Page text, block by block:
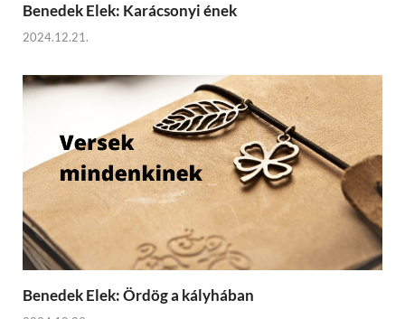
Benedek Elek: Karácsonyi ének
2024.12.21.
Benedek Elek: Ördög a kályhában